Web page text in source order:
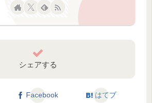
シェアする
Facebook はてブ